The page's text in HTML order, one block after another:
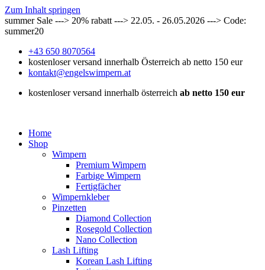
Zum Inhalt springen
summer Sale ---> 20% rabatt ---> 22.05. - 26.05.2026 ---> Code:
summer20
+43 650 8070564
kostenloser versand innerhalb Österreich ab netto 150 eur
kontakt@engelswimpern.at
kostenloser versand innerhalb österreich ab netto 150 eur
Home
Shop
Wimpern
Premium Wimpern
Farbige Wimpern
Fertigfächer
Wimpernkleber
Pinzetten
Diamond Collection
Rosegold Collection
Nano Collection
Lash Lifting
Korean Lash Lifting